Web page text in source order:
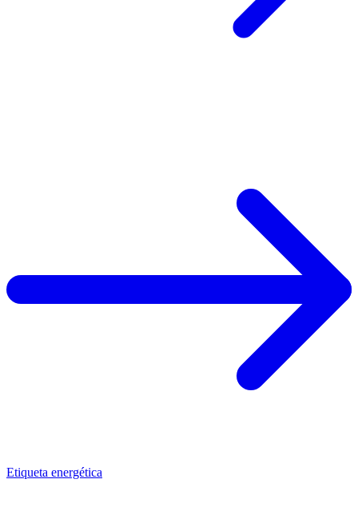
Etiqueta energética